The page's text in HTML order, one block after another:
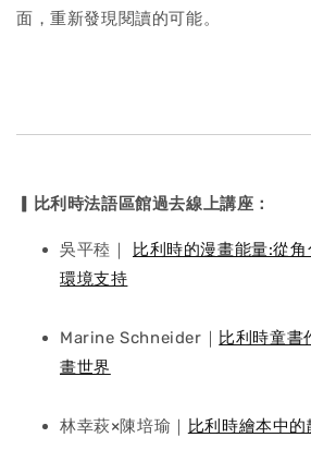
面，重新發現閱讀的可能。
▎比利時法語區館過去線上講座：
吳平稑｜
比利時的漫畫能量:從
環境支持
Marine Schneider｜ 比利時童書
畫世界
林幸萩×陳培瑜｜ 比利時繪本中